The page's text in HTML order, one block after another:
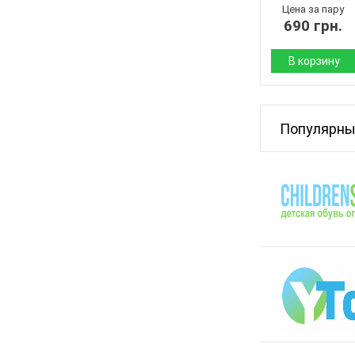
Цвет:
Пол:
Цена за пару
690 грн.
В корзину
Материал верха:
Материал
Подошва :
Страна
производитель:
Размер:
Кол-во пар:
Цвет:
Пол: